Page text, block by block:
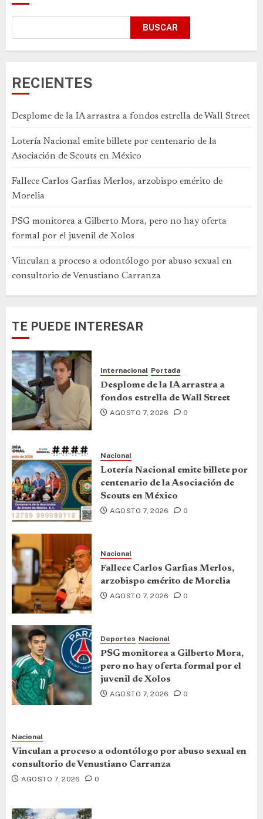
BUSCAR
RECIENTES
Desplome de la IA arrastra a fondos estrella de Wall Street
Lotería Nacional emite billete por centenario de la
Asociación de Scouts en México
Fallece Carlos Garfias Merlos, arzobispo emérito de
Morelia
PSG monitorea a Gilberto Mora, pero no hay oferta
formal por el juvenil de Xolos
Vinculan a proceso a odontólogo por abuso sexual en
consultorio de Venustiano Carranza
TE PUEDE INTERESAR
Internacional Portada
Desplome de la IA arrastra a
fondos estrella de Wall Street
AGOSTO 7, 2026 0
Nacional
Lotería Nacional emite billete por
centenario de la Asociación de
Scouts en México
AGOSTO 7, 2026 0
Nacional
Fallece Carlos Garfias Merlos,
arzobispo emérito de Morelia
AGOSTO 7, 2026 0
Deportes Nacional
PSG monitorea a Gilberto Mora,
pero no hay oferta formal por el
juvenil de Xolos
AGOSTO 7, 2026 0
Nacional
Vinculan a proceso a odontólogo por abuso sexual en
consultorio de Venustiano Carranza
AGOSTO 7, 2026 0